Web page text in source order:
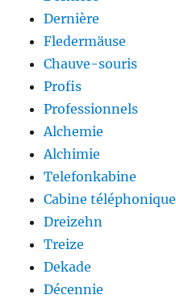
Dernière
Fledermäuse
Chauve-souris
Profis
Professionnels
Alchemie
Alchimie
Telefonkabine
Cabine téléphonique
Dreizehn
Treize
Dekade
Décennie